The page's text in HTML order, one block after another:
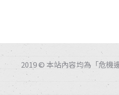
2019 © 本站內容均為「危機